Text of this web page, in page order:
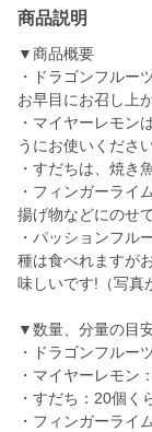
商品説明
▼商品概要
・ドラゴンフルー
お早目にお召し上
・マイヤーレモン
うにお使いください
・すだちは、焼き
・フィンガーライ
揚げ物などにのせ
・パッションフル
種は食べれますが
味しいです!（写真
▼数量、分量の目
・ドラゴンフルー
・マイヤーレモン
・すだち：20個く
・フィンガーライ